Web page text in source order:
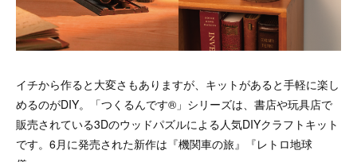
イチから作ると大変さもありますが、キットがあると手軽に楽し
めるのがDIY。「つくるんです®」シリーズは、書店や玩具店で
販売されている3Dのウッドパズルによる人気DIYクラフトキット
です。6月に発売された新作は『機関車の旅』『レトロ地球